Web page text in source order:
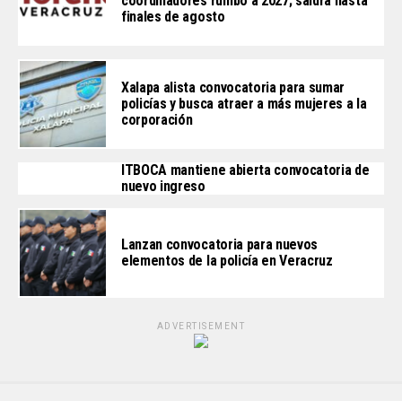
finales de agosto
Xalapa alista convocatoria para sumar
policías y busca atraer a más mujeres a la
corporación
ITBOCA mantiene abierta convocatoria de
nuevo ingreso
Lanzan convocatoria para nuevos
elementos de la policía en Veracruz
ADVERTISEMENT